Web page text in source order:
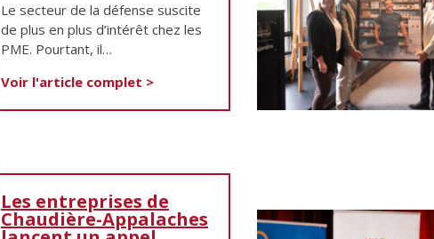
Le secteur de la défense suscite
de plus en plus d’intérêt chez les
PME. Pourtant, il…
Voir l'article complet >
Les entreprises de
Chaudière-Appalaches